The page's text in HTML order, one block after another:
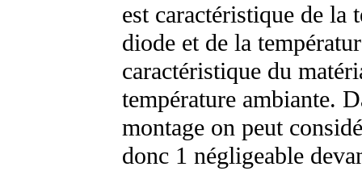
est caractéristique de la
diode et de la
caractéristique du
température ambiante.
montage on peut
donc 1 négligeable